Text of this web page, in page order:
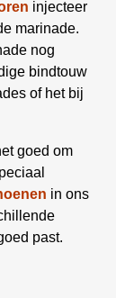
injecteer
marinade.
nog
bindtouw
of het bij
goed om
in ons
past.